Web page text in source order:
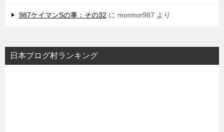
987ケイマンSの事：その32 に mormor987 より
日本ブログ村ランキング